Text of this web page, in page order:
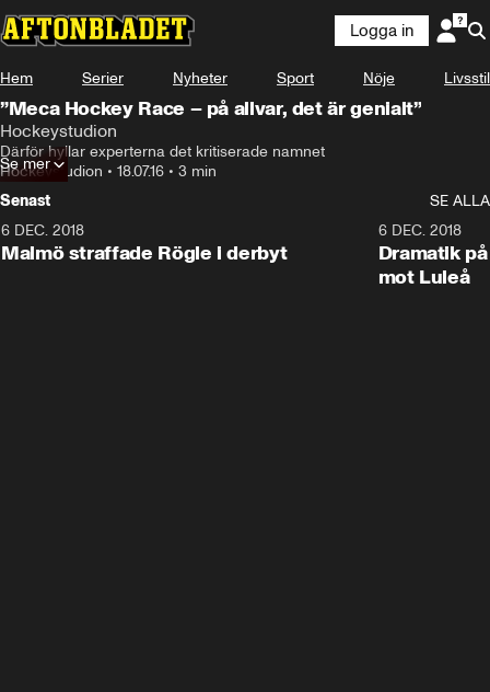
Logga in
Hem Serier Nyheter Sport Nöje Livsstil
”Meca Hockey Race – på allvar, det är genialt”
Hockeystudion
Därför hyllar experterna det kritiserade namnet
Hockeystudion • 18.07.16 • 3 min
Se mer
Senast
SE ALLA
6 DEC. 2018
Malmö straffade Rögle i derbyt
6 DEC. 2018
Dramatik
mot Luleå